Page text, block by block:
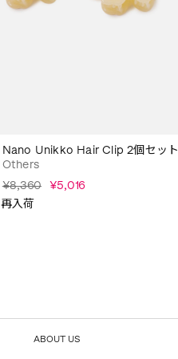
Nano Unikko Hair Clip 2個セット
Others
¥8,360 ¥5,016
再入荷
ABOUT US